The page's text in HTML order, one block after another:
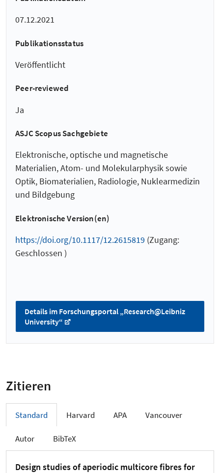
07.12.2021
Publikationsstatus
Veröffentlicht
Peer-reviewed
Ja
ASJC Scopus Sachgebiete
Elektronische, optische und magnetische
Materialien, Atom- und Molekularphysik sowie
Optik, Biomaterialien, Radiologie, Nuklearmedizin
und Bildgebung
Elektronische Version(en)
https://doi.org/10.1117/12.2615819 (Zugang:
Geschlossen )
Details im Forschungsportal „Research@Leibniz
University“
Zitieren
Standard Harvard APA Vancouver
Autor BibTeX
Design studies of aperiodic multicore fibres for